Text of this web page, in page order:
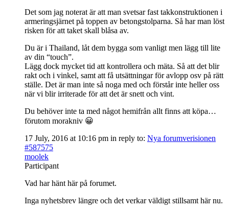
Det som jag noterat är att man svetsar fast takkonstruktionen i
armeringsjärnet på toppen av betongstolparna. Så har man löst
risken för att taket skall blåsa av.
Du är i Thailand, låt dem bygga som vanligt men lägg till lite
av din “touch”.
Lägg dock mycket tid att kontrollera och mäta. Så att det blir
rakt och i vinkel, samt att få utsättningar för avlopp osv på rätt
ställe. Det är man inte så noga med och förstår inte heller oss
när vi blir irriterade för att det är snett och vint.
Du behöver inte ta med något hemifrån allt finns att köpa…
förutom morakniv 😀
17 July, 2016 at 10:16 pm in reply to: Nya forumverisionen
#587575
moolek
Participant
Vad har hänt här på forumet.
Inga nyhetsbrev längre och det verkar väldigt stillsamt här nu.